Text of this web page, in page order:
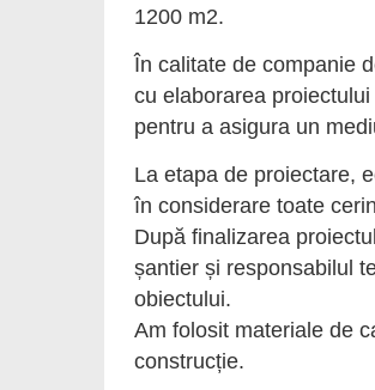
1200 m2.
În calitate de companie
cu elaborarea
pentru a asigura un
La etapa de proiectare,
în considerare toate
După finalizarea
șantier și responsabilul
obiectului.
Am folosit materiale de
construcție.